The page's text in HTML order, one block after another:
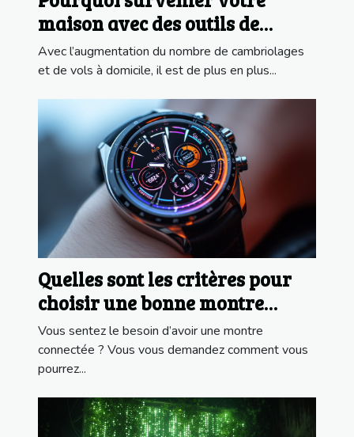
maison avec des outils de
qualité ?
Avec l’augmentation du nombre de cambriolages
et de vols à domicile, il est de plus en plus...
Quelles sont les critères pour
choisir une bonne montre
connectée ?
Vous sentez le besoin d’avoir une montre
connectée ? Vous vous demandez comment vous
pourrez...